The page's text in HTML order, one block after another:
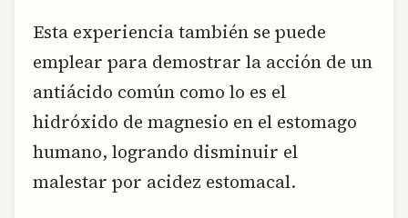
Esta experiencia también se puede
emplear para demostrar la acción de un
antiácido común como lo es el
hidróxido de magnesio en el estomago
humano, logrando disminuir el
malestar por acidez estomacal.